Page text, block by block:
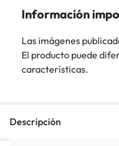
Información
Las imágenes
El producto puede
características.
Descripción